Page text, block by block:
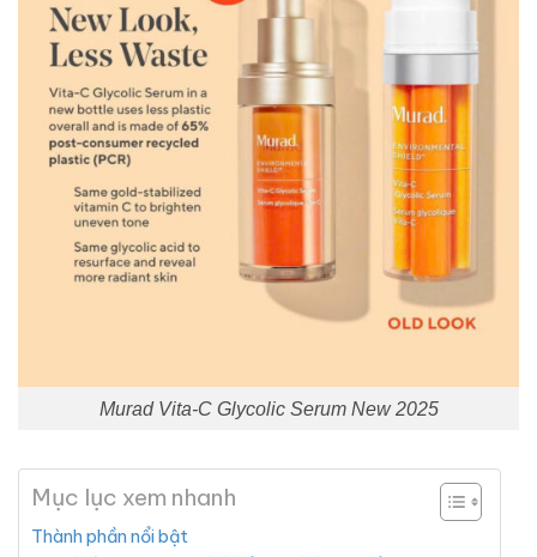
Murad Vita-C Glycolic Serum New 2025
Mục lục xem nhanh
Thành phần nổi bật